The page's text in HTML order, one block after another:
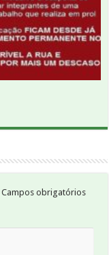
Campos obrigatórios